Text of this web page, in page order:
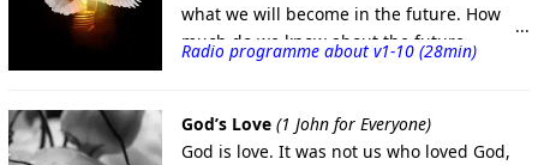
what we will become in the future. How
much do we know about the future
kingdom of God? What should we be
Christ in the future kingdom of God? What
is the difference between the children of
Radio programme about v1-10 (28min)
God’s Love (1 John for Everyone)
God is love. It was not us who loved God,